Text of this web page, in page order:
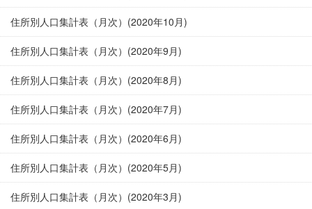
住所別人口集計表（月次）(2020年10月)
住所別人口集計表（月次）(2020年9月)
住所別人口集計表（月次）(2020年8月)
住所別人口集計表（月次）(2020年7月)
住所別人口集計表（月次）(2020年6月)
住所別人口集計表（月次）(2020年5月)
住所別人口集計表（月次）(2020年3月)